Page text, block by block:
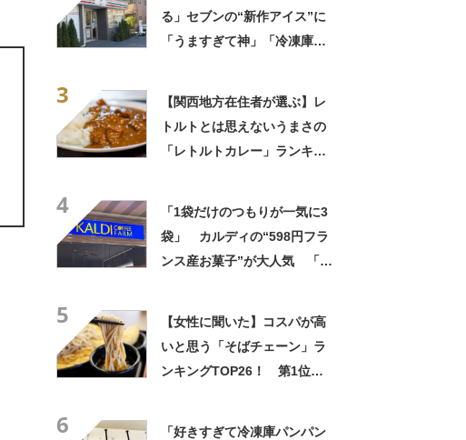
る」セブンの“新作アイス”に
「うますぎて神」「冷凍庫に
3
【関西地方在住者が選ぶ】レ
トルトとは思えないうまさの
「レトルトカレー」ランキン
4
「1袋だけのつもりが一気に3
袋」 カルディの“598円フラ
ンス産お菓子”が大人気 「デ
5
【女性に聞いた】コスパが高
いと思う「そばチェーン」ラ
ンキングTOP26！ 第1位は
6
「好きすぎて冷凍庫パンパン